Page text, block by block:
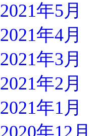
2021年5月
2021年4月
2021年3月
2021年2月
2021年1月
2020年12月